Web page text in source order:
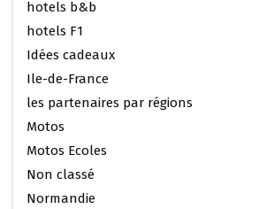
hotels b&b
hotels F1
Idées cadeaux
Ile-de-France
les partenaires par régions
Motos
Motos Ecoles
Non classé
Normandie